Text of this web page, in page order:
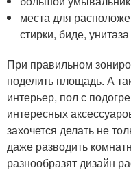
места для
стирки, биде,
При правильном
поделить площадь. А
интерьер, пол с
интересных
захочется делать не
даже разводить
разнообразят дизайн